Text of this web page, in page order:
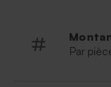
Dragées
Par